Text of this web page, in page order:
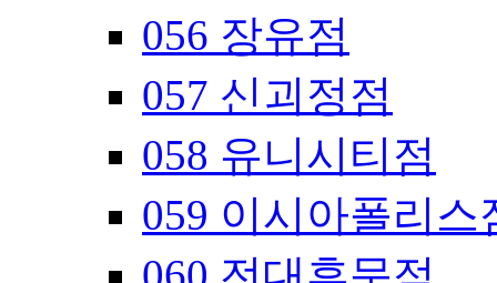
056 장유점
057 신괴정점
058 유니시티점
059 이시아폴리스